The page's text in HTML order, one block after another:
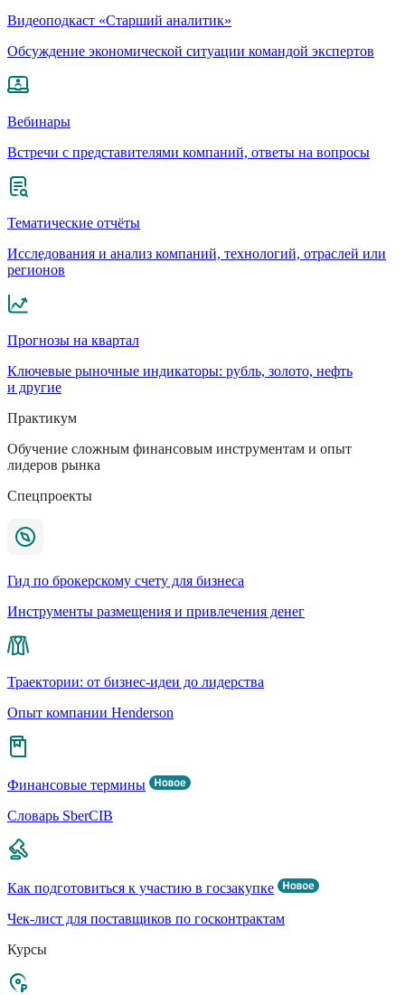
Видеоподкаст «Старший аналитик»
Обсуждение экономической ситуации командой экспертов
Вебинары
Встречи с представителями компаний, ответы на вопросы
Тематические отчёты
Исследования и анализ компаний, технологий, отраслей или
регионов
Прогнозы на квартал
Ключевые рыночные индикаторы: рубль, золото, нефть
и другие
Практикум
Обучение сложным финансовым инструментам и опыт
лидеров рынка
Спецпроекты
Гид по брокерскому счету для бизнеса
Инструменты размещения и привлечения денег
Траектории: от бизнес-идеи до лидерства
Опыт компании Henderson
Финансовые термины
Словарь SberCIB
Как подготовиться к участию в госзакупке
Чек-лист для поставщиков по госконтрактам
Курсы